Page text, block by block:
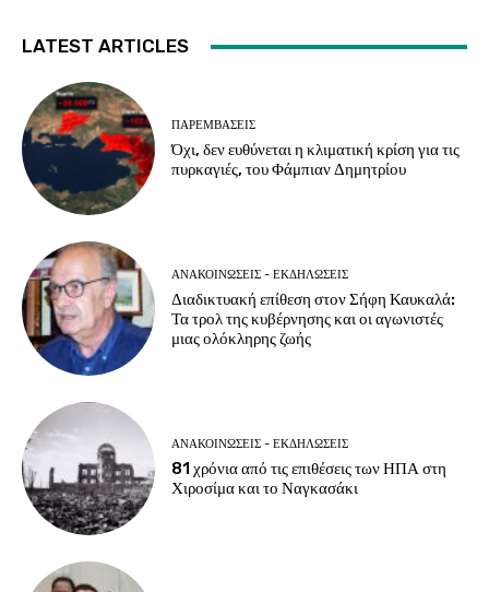
LATEST ARTICLES
ΠΑΡΕΜΒΑΣΕΙΣ
Όχι, δεν ευθύνεται η κλιματική κρίση για τις
πυρκαγιές, του Φάμπιαν Δημητρίου
ΑΝΑΚΟΙΝΩΣΕΙΣ - ΕΚΔΗΛΩΣΕΙΣ
Διαδικτυακή επίθεση στον Σήφη Καυκαλά:
Τα τρολ της κυβέρνησης και οι αγωνιστές
μιας ολόκληρης ζωής
ΑΝΑΚΟΙΝΩΣΕΙΣ - ΕΚΔΗΛΩΣΕΙΣ
81 χρόνια από τις επιθέσεις των ΗΠΑ στη
Χιροσίμα και το Ναγκασάκι